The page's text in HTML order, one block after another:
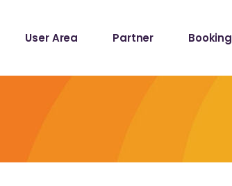
User Area Partner Booking